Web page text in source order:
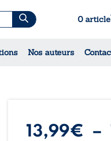
0 article
Nos auteurs
& Contes
13,99€ –